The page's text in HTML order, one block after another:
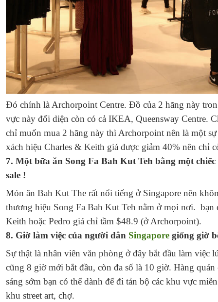
Đó chính là Archorpoint Centre. Đồ của 2 hãng này
vực này đối diện còn có cả IKEA, Queensway Centre.
chỉ muốn mua 2 hãng này thì Archorpoint nên là một
xách hiệu Charles & Keith giá được giảm 40% nên chỉ
7. Một bữa ăn Song Fa Bah Kut Teh bằng một
sale !
Món ăn Bah Kut The rất nổi tiếng ở Singapore nên
thương hiệu Song Fa Bah Kut Teh nằm ở mọi nơi. bạn
Keith hoặc Pedro giá chỉ tầm $48.9 (ở Archorpoint).
8. Giờ làm việc của người dân Singapore giống giờ
Sự thật là nhân viên văn phòng ở đây bắt đầu làm việc
cũng 8 giờ mới bắt đầu, còn đa số là 10 giờ. Hàng
sáng sớm bạn có thể dành để đi tản bộ các khu vực
khu street art, chợ.